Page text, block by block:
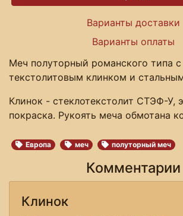
Варианты доставки
Варианты оплаты
Меч полуторный романского типа с
текстолитовым клинком и
Клинок - стеклотекстолит СТЭФ-У,
покраска. Рукоять меча обмотана
Европа меч полуторный меч
Комментарии
Клинок